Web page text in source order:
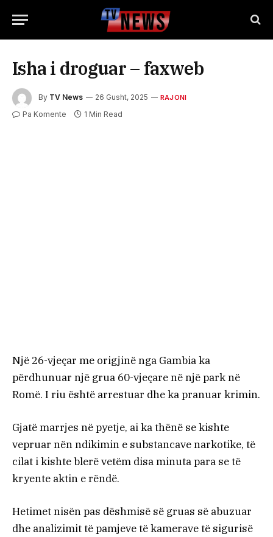
Isha i droguar – faxweb
By TV News 26 Gusht, 2025 RAJONI
Pa Komente 1 Min Read
Një 26-vjeçar me origjinë nga Gambia ka
përdhunuar një grua 60-vjeçare në një park në
Romë. I riu është arrestuar dhe ka pranuar krimin.
Gjatë marrjes në pyetje, ai ka thënë se kishte
vepruar nën ndikimin e substancave narkotike, të
cilat i kishte blerë vetëm disa minuta para se të
kryente aktin e rëndë.
Hetimet nisën pas dëshmisë së gruas së abuzuar
dhe analizimit të pamjeve të kamerave të sigurisë